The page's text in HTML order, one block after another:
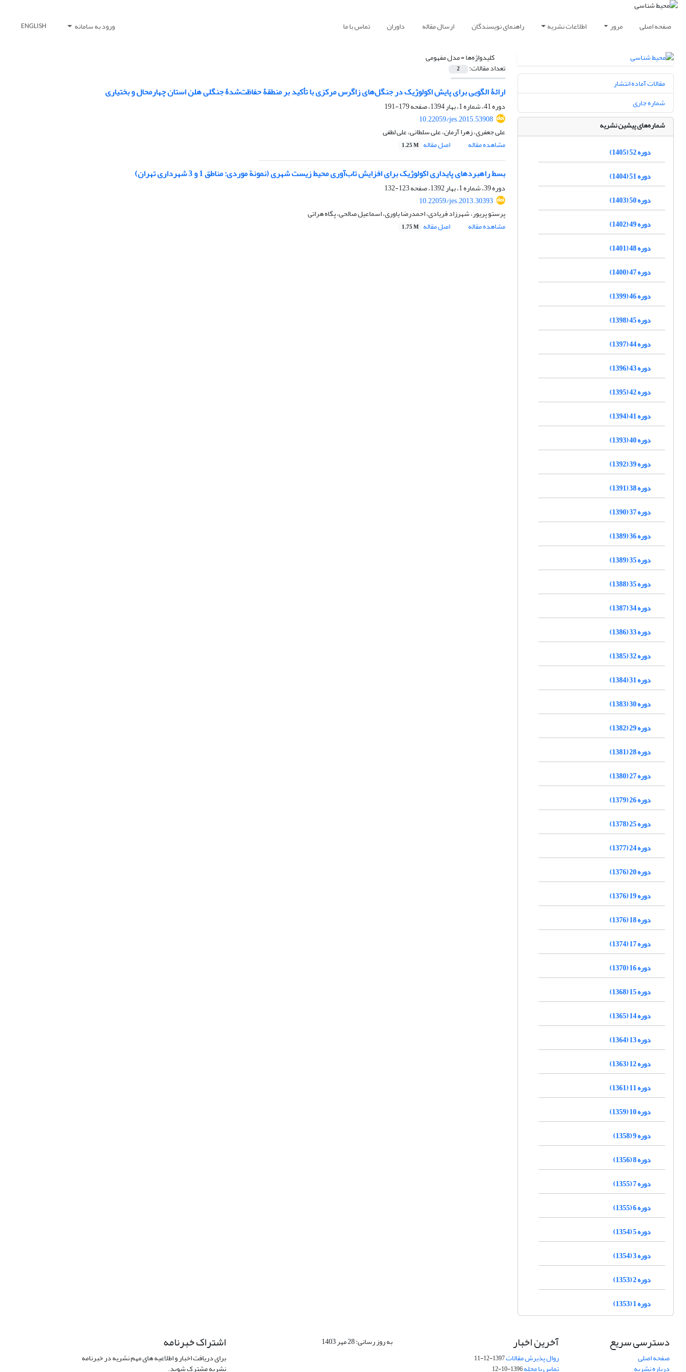
صفحه اصلی مرور اطلاعات نشریه راهنمای نویسندگان ارسال مقاله داوران تماس با ما ورود به سامانه ENGLISH
کلیدواژه‌ها =مدل مفهومی
تعداد مقالات: 2
ارائۀ الگویی برای پایش اکولوژیک در جنگل‌های زاگرس مرکزی با تأکید بر منطقۀ حفاظت‌شدۀ جنگلی هلن استان چهارمحال و بختیاری
دوره 41، شماره 1، بهار 1394، صفحه
179-191
10.22059/jes.2015.53908
علی جعفری، زهرا آرمان، علی سلطانی، علی لطفی
مشاهده مقاله
اصل مقاله 1.25 M
بسط راهبردهای پایداری اکولوژیک برای افزایش تاب‌آوری محیط زیست شهری (نمونة موردی: مناطق 1 و 3 شهرداری تهران)
دوره 39، شماره 1، بهار 1392، صفحه
123-132
10.22059/jes.2013.30393
پرستو پریور، شهرزاد فریادی، احمدرضا یاوری، اسماعیل صالحی، پگاه هراتی
مشاهده مقاله
اصل مقاله 1.75 M
مقالات آماده انتشار
شماره جاری
شماره‌های پیشین نشریه
دوره 52 (1405)
دوره 51 (1404)
دوره 50 (1403)
دوره 49 (1402)
دوره 48 (1401)
دوره 47 (1400)
دوره 46 (1399)
دوره 45 (1398)
دوره 44 (1397)
دوره 43 (1396)
دوره 42 (1395)
دوره 41 (1394)
دوره 40 (1393)
دوره 39 (1392)
دوره 38 (1391)
دوره 37 (1390)
دوره 36 (1389)
دوره 35 (1389)
دوره 35 (1388)
دوره 34 (1387)
دوره 33 (1386)
دوره 32 (1385)
دوره 31 (1384)
دوره 30 (1383)
دوره 29 (1382)
دوره 28 (1381)
دوره 27 (1380)
دوره 26 (1379)
دوره 25 (1378)
دوره 24 (1377)
دوره 20 (1376)
دوره 19 (1376)
دوره 18 (1376)
دوره 17 (1374)
دوره 16 (1370)
دوره 15 (1368)
دوره 14 (1365)
دوره 13 (1364)
دوره 12 (1363)
دوره 11 (1361)
دوره 10 (1359)
دوره 9 (1358)
دوره 8 (1356)
دوره 7 (1355)
دوره 6 (1355)
دوره 5 (1354)
دوره 3 (1354)
دوره 2 (1353)
دوره 1 (1353)
دسترسی سریع
صفحه اصلی
درباره نشریه
آخرین اخبار
روال پذیرش مقالات1397-12-11
تماس با مجله1396-10-12
به روز رسانی: 28 مهر 1403 اشتراک خبرنامه
برای دریافت اخبار و اطلاعیه های مهم نشریه در خبرنامه
نشریه مشترک شوید.